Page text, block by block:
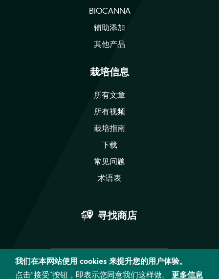
BIOCANNA
辅助添加
其他产品
栽培信息
所有文章
所有视频
栽培指南
下载
常见问题
术语表
寻找商店
Facebook
BilibiliYouTube
我们在本网站使用 cookies 来提升您的用户体验。
点击“接受”按钮，即表示您同意我们这样做。
更多信息